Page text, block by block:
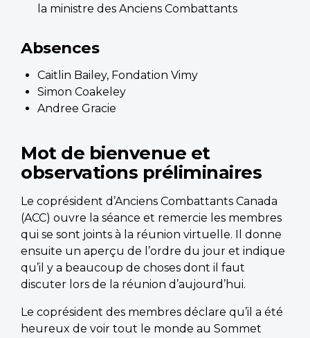
la ministre des Anciens Combattants
Absences
Caitlin Bailey, Fondation Vimy
Simon Coakeley
Andree Gracie
Mot de bienvenue et
observations préliminaires
Le coprésident d’Anciens Combattants Canada
(ACC) ouvre la séance et remercie les membres
qui se sont joints à la réunion virtuelle. Il donne
ensuite un aperçu de l’ordre du jour et indique
qu’il y a beaucoup de choses dont il faut
discuter lors de la réunion d’aujourd’hui.
Le coprésident des membres déclare qu’il a été
heureux de voir tout le monde au Sommet